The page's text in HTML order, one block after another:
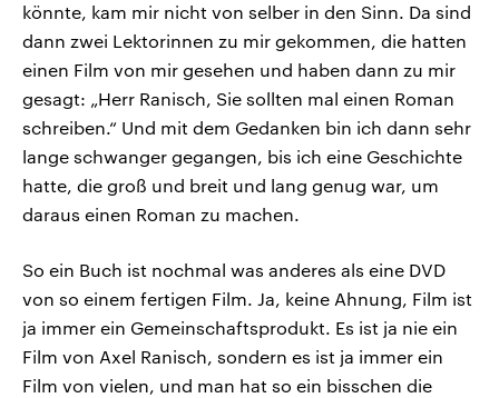
könnte, kam mir nicht von selber in den Sinn. Da sind
dann zwei Lektorinnen zu mir gekommen, die hatten
einen Film von mir gesehen und haben dann zu mir
gesagt: „Herr Ranisch, Sie sollten mal einen Roman
schreiben.“ Und mit dem Gedanken bin ich dann sehr
lange schwanger gegangen, bis ich eine Geschichte
hatte, die groß und breit und lang genug war, um
daraus einen Roman zu machen.
So ein Buch ist nochmal was anderes als eine DVD
von so einem fertigen Film. Ja, keine Ahnung, Film ist
ja immer ein Gemeinschaftsprodukt. Es ist ja nie ein
Film von Axel Ranisch, sondern es ist ja immer ein
Film von vielen, und man hat so ein bisschen die